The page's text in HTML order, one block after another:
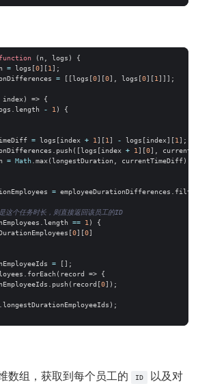
function ( n , logs )
{
= logs [0][1];
= [[logs [0][0], logs [0][1]]];
index) =>
{
.length - 1)
{
= logs [index + 1][1] - logs [index][1];
. push ([logs [index + 1][0],
= Math.max(longestDuration , currentTimeDiff);
= employeeDurationDifferences .
.length == 1)
{
[0][0]
=
[];
. forEach ( record =>
{
. push ( record [0]);
longestDurationEmployeeIds );
数组，获取到每个员工的 ID
以及对